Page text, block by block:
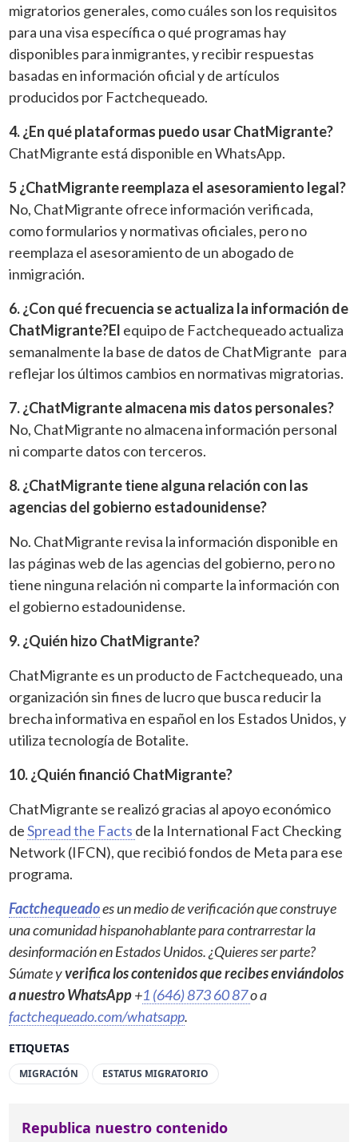
ETIQUETAS
MIGRACIÓN ESTATUS MIGRATORIO
migratorios generales, como cuáles son los requisitos
para una visa específica o qué programas hay
disponibles para inmigrantes, y recibir respuestas
basadas en información oficial y de artículos
producidos por Factchequeado.
4. ¿En qué plataformas puedo usar ChatMigrante?
ChatMigrante está disponible en WhatsApp.
5 ¿ChatMigrante reemplaza el asesoramiento legal?
No, ChatMigrante ofrece información verificada,
como formularios y normativas oficiales, pero no
reemplaza el asesoramiento de un abogado de
inmigración.
6. ¿Con qué frecuencia se actualiza la información de
ChatMigrante?El equipo de Factchequeado actualiza
semanalmente la base de datos de ChatMigrante para
reflejar los últimos cambios en normativas migratorias.
7. ¿ChatMigrante almacena mis datos personales?
No, ChatMigrante no almacena información personal
ni comparte datos con terceros.
8. ¿ChatMigrante tiene alguna relación con las
agencias del gobierno estadounidense?
No. ChatMigrante revisa la información disponible en
las páginas web de las agencias del gobierno, pero no
tiene ninguna relación ni comparte la información con
el gobierno estadounidense.
9. ¿Quién hizo ChatMigrante?
ChatMigrante es un producto de Factchequeado, una
organización sin fines de lucro que busca reducir la
brecha informativa en español en los Estados Unidos, y
utiliza tecnología de Botalite.
10. ¿Quién financió ChatMigrante?
ChatMigrante se realizó gracias al apoyo económico
deSpread the Facts de la International Fact Checking
Network (IFCN), que recibió fondos de Meta para ese
programa.
Factchequeadoes un medio de verificación que construye
una comunidad hispanohablante para contrarrestar la
desinformación en Estados Unidos. ¿Quieres ser parte?
Súmate yverifica los contenidos que recibes enviándolos
a nuestro WhatsApp+1 (646) 873 60 87o a
factchequeado.com/whatsapp.
Republica nuestro contenido